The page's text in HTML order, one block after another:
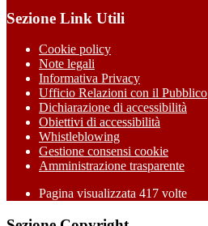
Sezione Link Utili
Cookie policy
Note legali
Informativa Privacy
Ufficio Relazioni con il Pubblico
Dichiarazione di accessibilità
Obiettivi di accessibilità
Whistleblowing
Gestione consensi cookie
Amministrazione trasparente
Pagina visualizzata 417 volte